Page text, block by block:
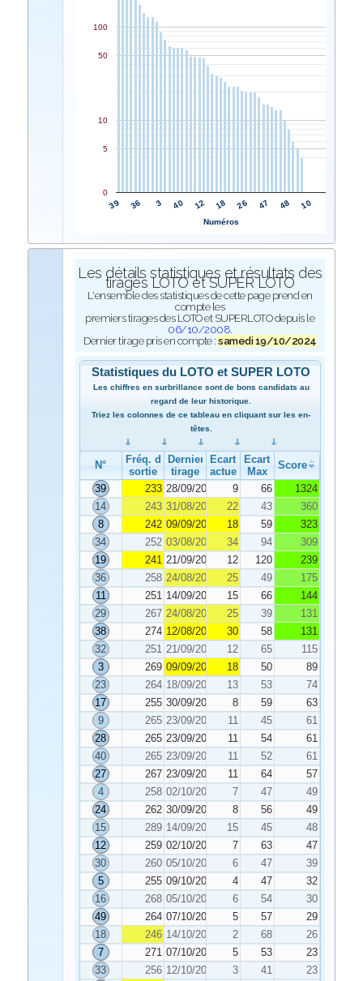
39 36 3 40 12 18 26 47 48 10
0
5
10
50
100
Numéros
Les détails statistiques et résultats des
tirages LOTO et SUPER LOTO
L'ensemble des statistiques de cette page prend en
compte les
premiers tirages des LOTO et SUPERLOTO depuis le
06/10/2008.
Dernier tirage pris en compte :samedi 19/10/2024
Statistiques du LOTO et SUPER LOTO
Les chiffres en surbrillance sont de bons candidats au
regard de leur historique.
Triez les colonnes de ce tableau en cliquant sur les en-
têtes.
N°
Fréq. de
sortie
Dernier
tirage
Ecart
actuel
Ecart
Max
Score
39
233 28/09/2024 9 66
1324
14
243 31/08/2024 22 43
360
8
242 09/09/2024 18 59
323
34
252 03/08/2024 34 94
309
19
241 21/09/2024 12 120
239
36
258 24/08/2024 25 49
175
11
251 14/09/2024 15 66
144
29
267 24/08/2024 25 39
131
38
274 12/08/2024 30 58
131
32
251 21/09/2024 12 65
115
3
269 09/09/2024 18 50
89
23
264 18/09/2024 13 53
74
17
255 30/09/2024 8 59
63
9
265 23/09/2024 11 45
61
28
265 23/09/2024 11 54
61
40
265 23/09/2024 11 52
61
27
267 23/09/2024 11 64
57
4
258 02/10/2024 7 47
49
24
262 30/09/2024 8 56
49
15
289 14/09/2024 15 45
48
12
259 02/10/2024 7 63
47
30
260 05/10/2024 6 47
39
5
255 09/10/2024 4 47
32
16
268 05/10/2024 6 54
30
49
264 07/10/2024 5 57
29
18
246 14/10/2024 2 68
26
7
271 07/10/2024 5 53
23
33
256 12/10/2024 3 41
23